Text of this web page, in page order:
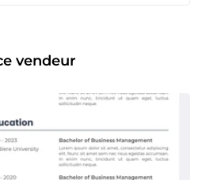
et modes opératoires Les
sérieux et précision
délais convenus. Que vous
indépendant ou PME, je serai
dans vos projets et de vous faire
pas à me contacter pour
en France, je suis
et le week-end pour
vendeur